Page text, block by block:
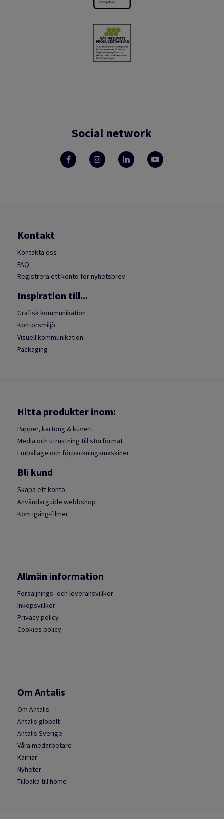
Social network
Kontakt
Kontakta oss
FAQ
Registrera ett konto för nyhetsbrev
Inspiration till...
Grafisk kommunikation
Kontorsmiljö
Visuell kommunikation
Packaging
Hitta produkter inom:
Papper, kartong & kuvert
Media och utrustning till storformat
Emballage och förpackningsmaskiner
Bli kund
Skapa ett konto
Användarguide webbshop
Kom igång-filmer
Allmän information
Försäljnings- och leveransvillkor
Inköpsvillkor
Privacy policy
Cookies policy
Om Antalis
Om Antalis
Antalis globalt
Antalis Sverige
Våra medarbetare
Karriär
Nyheter
Tillbaka till home